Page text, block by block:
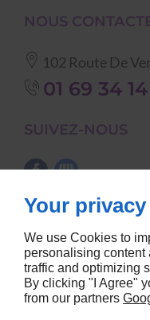
NOUS
102 Route De
01 69 34
SUIVEZ-NOUS
NOS
vaisselle
matériel de cuisine
tables, chaises etc...
Your
We use Cookies to
personalising
traffic and optimizing
By clicking "I Agree"
from our partners